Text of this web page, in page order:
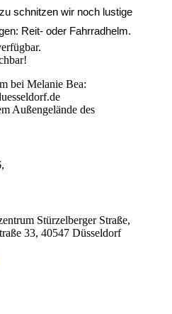
schnitzen wir noch lustige
Reit- oder Fahrradhelm.
bei Melanie Bea:
Außengelände des
Stürzelberger Straße,
33, 40547 Düsseldorf